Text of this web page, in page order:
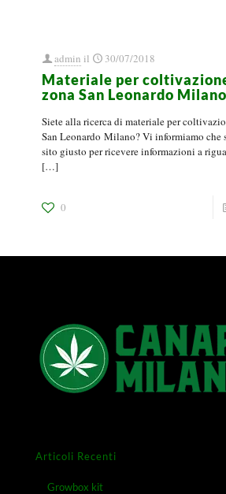
admin il 30/07/2018
Materiale per
zona San Leonardo Milano
Siete alla ricerca di materiale per
San Leonardo Milano? Vi informiamo che
sito giusto per ricevere informazioni a
[…]
0
Articoli Recenti
Growbox kit